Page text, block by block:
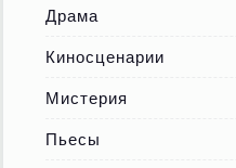
Драма
Киносценарии
Мистерия
Пьесы